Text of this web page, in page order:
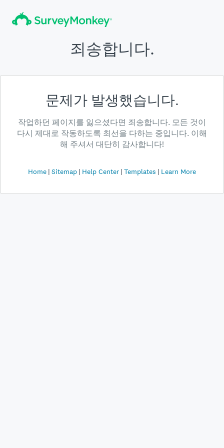
죄송합니다.
문제가 발생했습니다.
작업하던 페이지를 잃으셨다면 죄송합니다. 모든 것이
다시 제대로 작동하도록 최선을 다하는 중입니다. 이해
해 주셔서 대단히 감사합니다!
Home Sitemap Help Center Templates Learn More